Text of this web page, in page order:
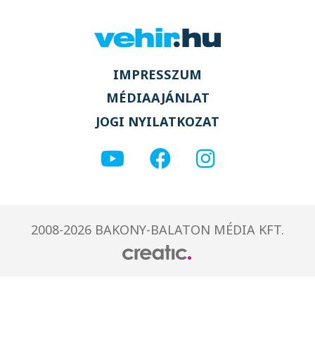
IMPRESSZUM
MÉDIAAJÁNLAT
JOGI NYILATKOZAT
2008-2026 BAKONY-BALATON MÉDIA KFT.